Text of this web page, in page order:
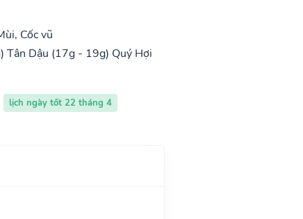
Cốc vũ
Tân Dậu (17g - 19g) Quý Hợi
lịch ngày tốt 22 tháng 4